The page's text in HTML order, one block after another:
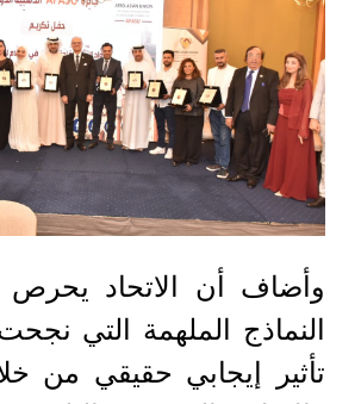
وأضاف أن الاتحاد يحرص
النماذج الملهمة التي
تأثير إيجابي حقيقي من